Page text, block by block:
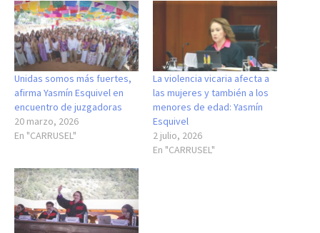
Unidas somos más fuertes,
afirma Yasmín Esquivel en
encuentro de juzgadoras
20 marzo, 2026
En "CARRUSEL"
La violencia vicaria afecta a
las mujeres y también a los
menores de edad: Yasmín
Esquivel
2 julio, 2026
En "CARRUSEL"